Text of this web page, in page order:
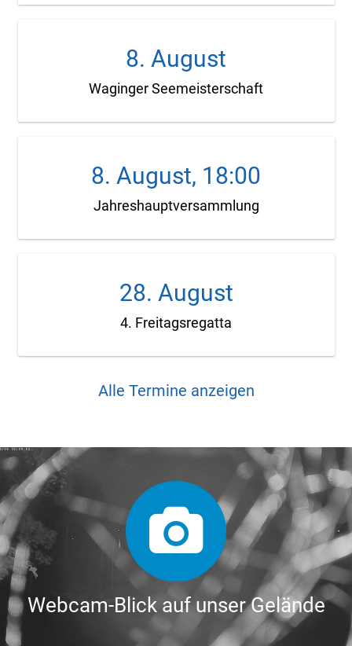
Waginger Seemeisterschaft
8. August
Jahreshauptversammlung
8. August, 18:00
4. Freitagsregatta
28. August
Alle Termine anzeigen
Webcam-Blick auf unser Gelände